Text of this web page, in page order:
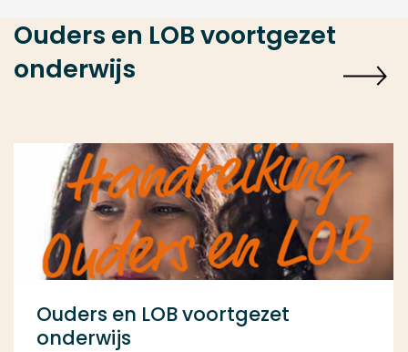
Ouders en LOB voortgezet
onderwijs
Ouders en LOB voortgezet
onderwijs